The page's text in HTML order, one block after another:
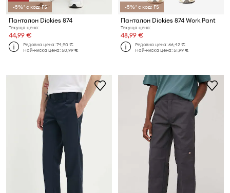
-5%* с код: FS
Панталон Dickies 874
Текуща цена:
44,99 €
Редовна цена:74,90 €
Най-ниска цена:50,99 €
-5%* с код: FS
Панталон Dickies 874 Work Pant
Текуща цена:
48,99 €
Редовна цена:66,42 €
Най-ниска цена:51,99 €